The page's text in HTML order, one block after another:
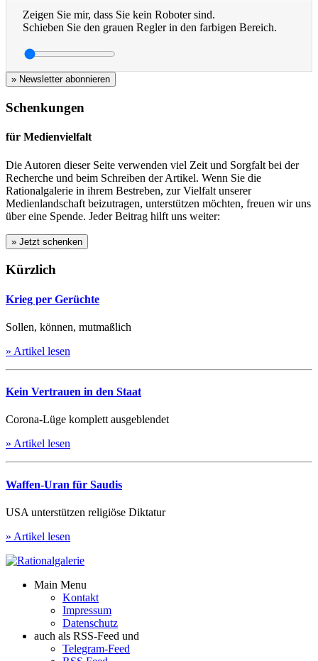
Zeigen Sie mir, dass Sie kein Roboter sind.
Schieben Sie den grauen Regler in den farbigen Bereich.
» Newsletter abonnieren
Schenkungen
für Medienvielfalt
Die Autoren dieser Seite verwenden viel Zeit und Sorgfalt bei der
Recherche und beim Schreiben der Artikel. Wenn Sie die
Rationalgalerie in ihrem Bestreben, zur Vielfalt unserer
Medienlandschaft beizutragen, unterstützen möchten, freuen wir uns
über eine Spende. Jeder Beitrag hilft uns weiter:
Kürzlich
Krieg per Gerüchte
Sollen, können, mutmaßlich
» Artikel lesen
Kein Vertrauen in den Staat
Corona-Lüge komplett ausgeblendet
» Artikel lesen
Waffen-Uran für Saudis
USA unterstützen religiöse Diktatur
» Artikel lesen
Main Menu
Kontakt
Impressum
Datenschutz
auch als RSS-Feed und
Telegram-Feed